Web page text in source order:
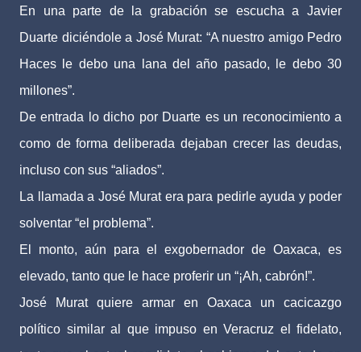
En una parte de la grabación se escucha a Javier
Duarte diciéndole a José Murat: “A nuestro amigo Pedro
Haces le debo una lana del año pasado, le debo 30
millones”.
De entrada lo dicho por Duarte es un reconocimiento a
como de forma deliberada dejaban crecer las deudas,
incluso con sus “aliados”.
La llamada a José Murat era para pedirle ayuda y poder
solventar “el problema”.
El monto, aún para el exgobernador de Oaxaca, es
elevado, tanto que le hace proferir un “¡Ah, cabrón!”.
José Murat quiere armar en Oaxaca un cacicazgo
político similar al que impuso en Veracruz el fidelato,